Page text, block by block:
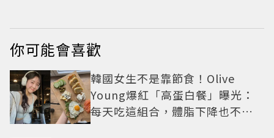
你可能會喜歡
韓國女生不是靠節食！Olive
Young爆紅「高蛋白餐」曝光：
每天吃這組合，體脂下降也不怕